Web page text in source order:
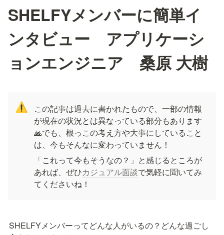
SHELFYメンバーに簡単イ
ンタビュー アプリケーシ
ョンエンジニア 桑原 大樹
⚠️
この記事は過去に書かれたもので、一部の情報
が現在の状況とは異なっている部分もあります
🙏でも、根っこの考え方や大事にしていること
は、今もそんなに変わっていません！
「これって今もそうなの？」と感じるところが
あれば、ぜひカジュアル面談で気軽に聞いてみ
てくださいね！
SHELFYメンバーってどんな人がいるの？どんな過ごし